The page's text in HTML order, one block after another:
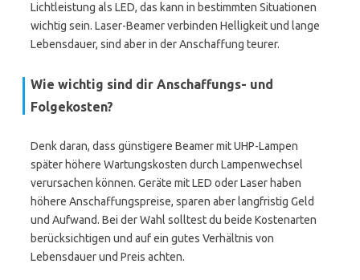
Lichtleistung als LED, das kann in bestimmten Situationen
wichtig sein. Laser-Beamer verbinden Helligkeit und lange
Lebensdauer, sind aber in der Anschaffung teurer.
Wie wichtig sind dir Anschaffungs- und
Folgekosten?
Denk daran, dass günstigere Beamer mit UHP-Lampen
später höhere Wartungskosten durch Lampenwechsel
verursachen können. Geräte mit LED oder Laser haben
höhere Anschaffungspreise, sparen aber langfristig Geld
und Aufwand. Bei der Wahl solltest du beide Kostenarten
berücksichtigen und auf ein gutes Verhältnis von
Lebensdauer und Preis achten.